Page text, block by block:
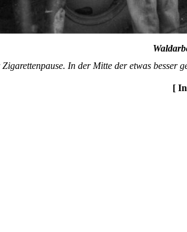
In der Mitte der etwas besser
[